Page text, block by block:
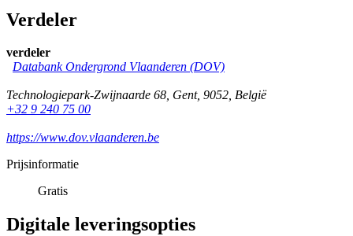
Verdeler
verdeler
Databank Ondergrond Vlaanderen (DOV)
Technologiepark-Zwijnaarde 68, Gent, 9052, België
+32 9 240 75 00
https://www.dov.vlaanderen.be
Prijsinformatie
Gratis
Digitale leveringsopties